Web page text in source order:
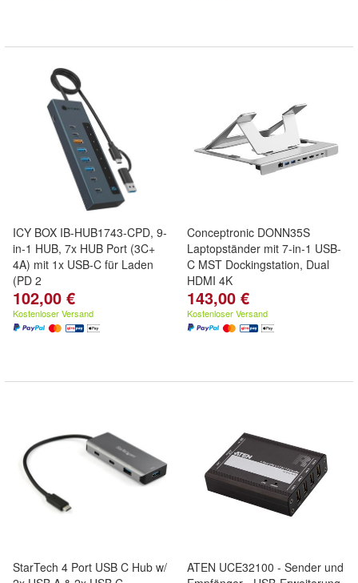
ICY BOX IB-HUB1743-CPD, 9-
in-1 HUB, 7x HUB Port (3C+
4A) mit 1x USB-C für Laden
(PD 2
102,00 €
Kostenloser Versand
Conceptronic DONN35S
Laptopständer mit 7-in-1 USB-
C MST Dockingstation, Dual
HDMI 4K
143,00 €
Kostenloser Versand
StarTech 4 Port USB C Hub w/
ATEN UCE32100 - Sender und